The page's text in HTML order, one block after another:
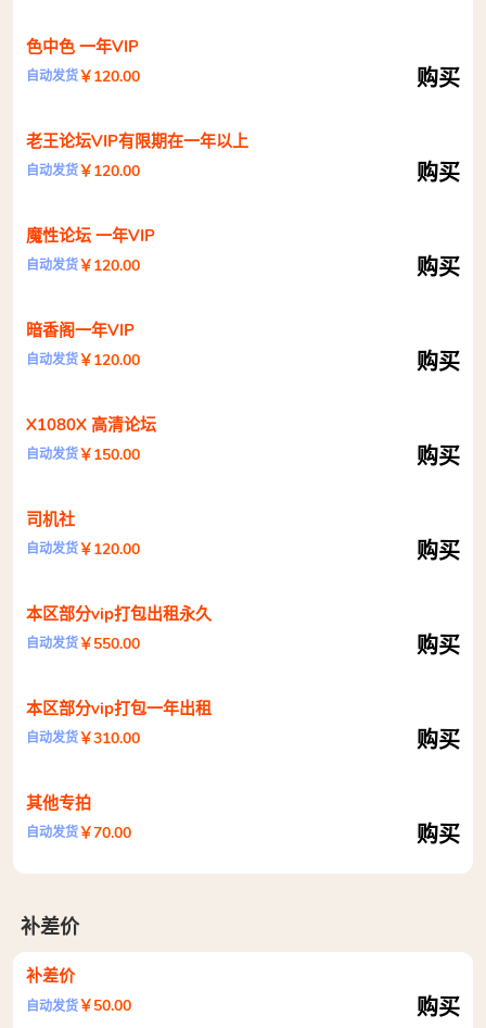
色中色 一年VIP
自动发货￥120.00 购买
老王论坛VIP有限期在一年以上
自动发货￥120.00 购买
魔性论坛 一年VIP
自动发货￥120.00 购买
暗香阁一年VIP
自动发货￥120.00 购买
X1080X 高清论坛
自动发货￥150.00 购买
司机社
自动发货￥120.00 购买
本区部分vip打包出租永久
自动发货￥550.00 购买
本区部分vip打包一年出租
自动发货￥310.00 购买
其他专拍
自动发货￥70.00 购买
补差价
补差价
自动发货￥50.00 购买